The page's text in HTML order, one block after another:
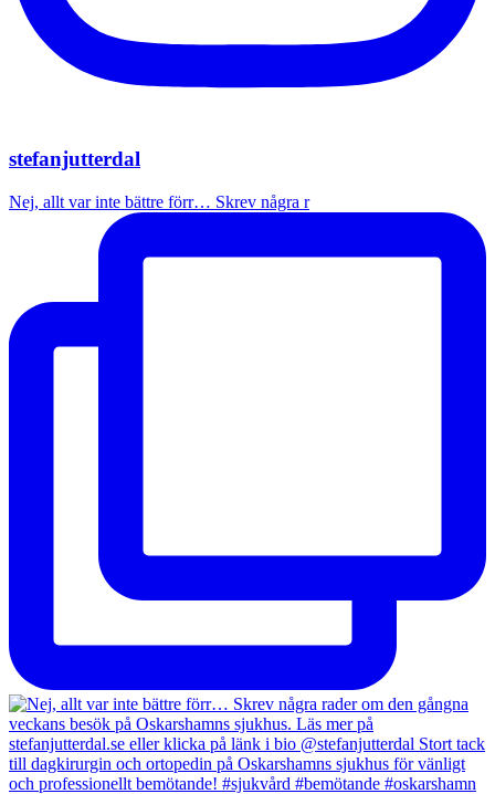
stefanjutterdal
Nej, allt var inte bättre förr… Skrev några r